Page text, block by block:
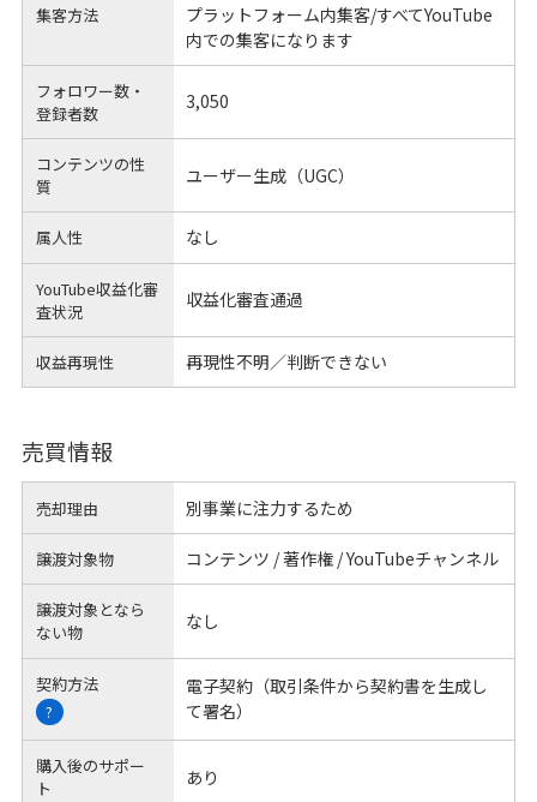
集客方法
プラットフォーム内集客/すべてYouTube
内での集客になります
フォロワー数・
登録者数
3,050
コンテンツの性
質
ユーザー生成（UGC）
属人性 なし
YouTube収益化審
査状況
収益化審査通過
収益再現性 再現性不明／判断できない
売買情報
売却理由 別事業に注力するため
譲渡対象物 コンテンツ / 著作権 / YouTubeチャンネル
譲渡対象となら
ない物
なし
契約方法
?
電子契約（取引条件から契約書を生成し
て署名）
購入後のサポー
ト
あり